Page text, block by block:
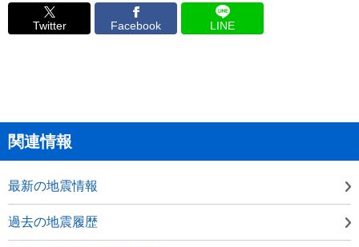
Twitter Facebook LINE
関連情報
最新の地震情報
過去の地震履歴